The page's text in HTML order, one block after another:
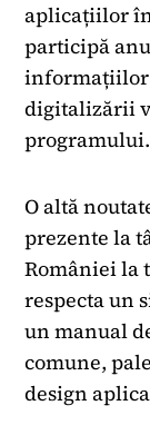
aplicațiilor
participă
informațiilor
digitalizării
programului.
O altă
prezente la
României la
respecta un
un manual
comune,
design